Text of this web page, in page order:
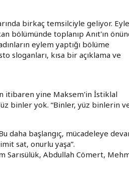
birkaç temsilciyle geliyor.
bölümünde toplanıp Anıt'ın
eylem yaptığı bölüme
sloganları, kısa bir açıklama ve
itibaren yine Maksem'in İstiklal
binler yok. “Binler, yüz binlerin
daha başlangıç, mücadeleye
sat, onurlu yaşa”.
Sarısülük, Abdullah Cömert,